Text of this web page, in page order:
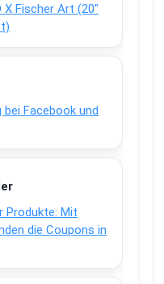
X Fischer Art (20″
Facebook und
Produkte: Mit
die Coupons in